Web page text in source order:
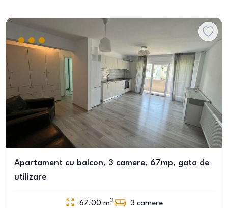
Apartament cu balcon, 3 camere, 67mp, gata de
utilizare
67.00 m2 3 camere